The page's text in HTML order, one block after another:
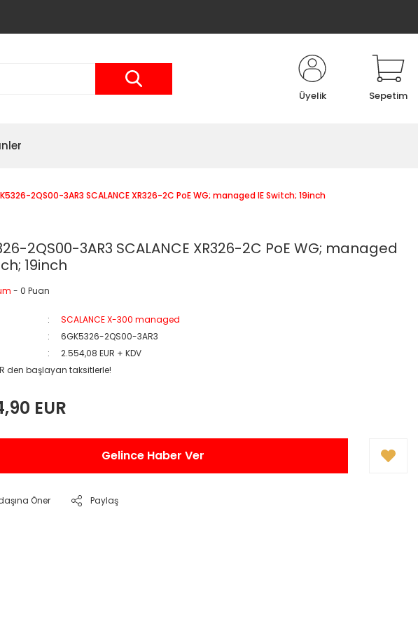
Üyelik Sepetim
2QS00-3AR3 SCALANCE XR326-2C PoE WG; managed IE Switch; 19inch
2QS00-3AR3 SCALANCE XR326-2C PoE WG; managed
19inch
- 0 Puan
SCALANCE X-300 managed
6GK5326-2QS00-3AR3
2.554,08 EUR + KDV
den başlayan taksitlerle!
EUR
Gelince Haber Ver
Öner Paylaş